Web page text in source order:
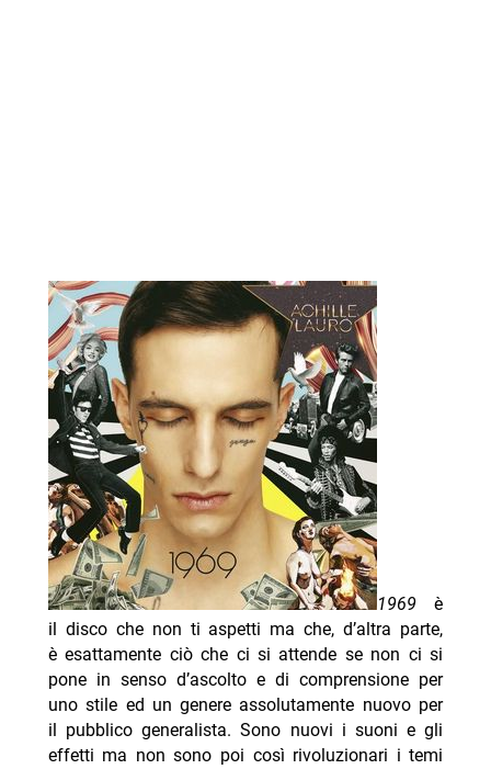
1969è
il disco che non ti aspetti ma che, d’altra parte,
è esattamente ciò che ci si attende se non ci si
pone in senso d’ascolto e di comprensione per
uno stile ed un genere assolutamente nuovo per
il pubblico generalista. Sono nuovi i suoni e gli
effetti ma non sono poi così rivoluzionari i temi